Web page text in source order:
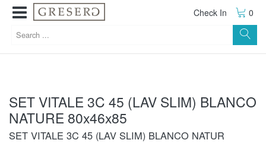
Check In 0
SET VITALE 3C 45 (LAV SLIM) BLANCO
NATURE 80x46x85
SET VITALE 3C 45 (LAV SLIM) BLANCO NATUR